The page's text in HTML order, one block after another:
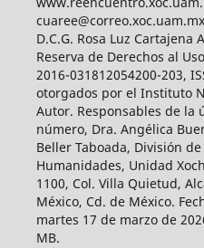
D.C.G. Rosa Luz
Reserva de Derechos al
2016-031812054200-203,
otorgados por el Instituto
Autor. Responsables de la
número, Dra. Angélica
Beller Taboada, División
Humanidades, Unidad
1100, Col. Villa Quietud,
México, Cd. de México.
martes 17 de marzo de
MB.